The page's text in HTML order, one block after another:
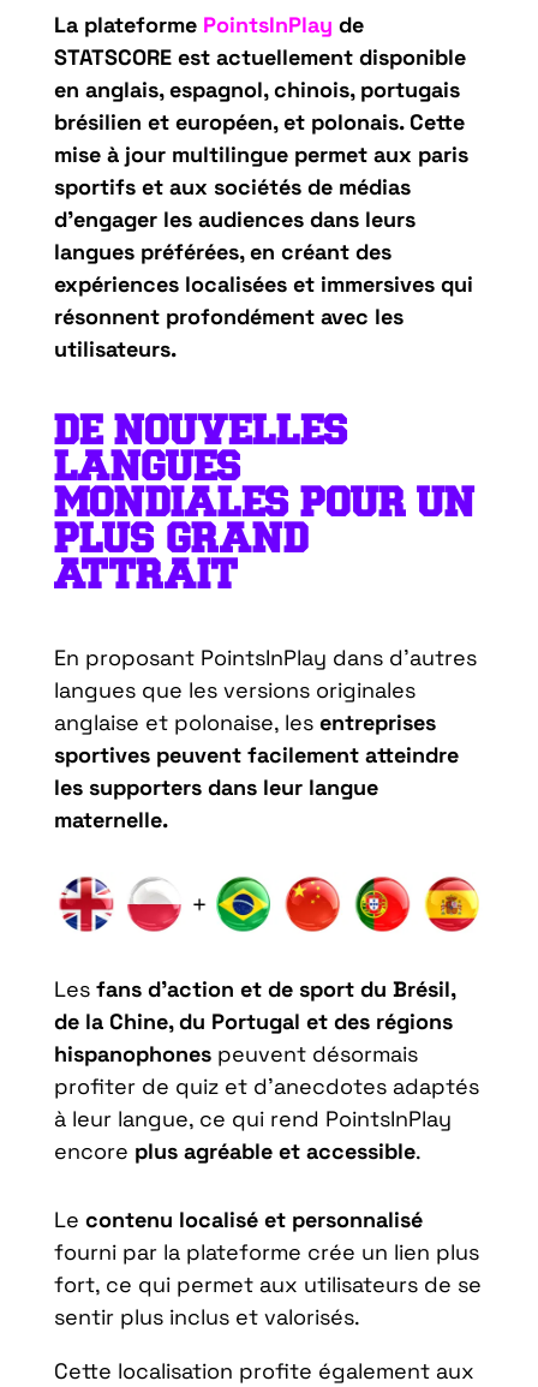
La plateforme PointsInPlay de
STATSCORE est actuellement disponible
en anglais, espagnol, chinois, portugais
brésilien et européen, et polonais. Cette
mise à jour multilingue permet aux paris
sportifs et aux sociétés de médias
d’engager les audiences dans leurs
langues préférées, en créant des
expériences localisées et immersives qui
résonnent profondément avec les
utilisateurs.
DE NOUVELLES
LANGUES
MONDIALES POUR UN
PLUS GRAND
ATTRAIT
En proposant PointsInPlay dans d’autres
langues que les versions originales
anglaise et polonaise, lesentreprises
sportives peuvent facilement atteindre
les supporters dans leur langue
maternelle.
Les fans d’action et de sport du Brésil,
de la Chine, du Portugal et des régions
hispanophonespeuvent désormais
profiter de quiz et d’anecdotes adaptés
à leur langue, ce qui rend PointsInPlay
encore plus agréable et accessible.
Le contenu localisé et personnalisé
fourni par la plateforme crée un lien plus
fort, ce qui permet aux utilisateurs de se
sentir plus inclus et valorisés.
Cette localisation profite également aux